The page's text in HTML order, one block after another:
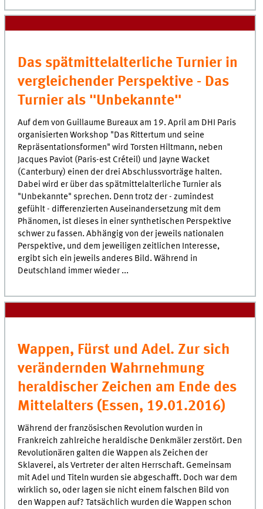
Das spätmittelalterliche Turnier in
vergleichender Perspektive - Das
Turnier als "Unbekannte"
Auf dem von Guillaume Bureaux am 19. April am DHI Paris
organisierten Workshop "Das Rittertum und seine
Repräsentationsformen" wird Torsten Hiltmann, neben
Jacques Paviot (Paris-est Créteil) und Jayne Wacket
(Canterbury) einen der drei Abschlussvorträge halten.
Dabei wird er über das spätmittelalterliche Turnier als
"Unbekannte" sprechen. Denn trotz der - zumindest
gefühlt - differenzierten Auseinandersetzung mit dem
Phänomen, ist dieses in einer synthetischen Perspektive
schwer zu fassen. Abhängig von der jeweils nationalen
Perspektive, und dem jeweiligen zeitlichen Interesse,
ergibt sich ein jeweils anderes Bild. Während in
Deutschland immer wieder ...
Wappen, Fürst und Adel. Zur sich
verändernden Wahrnehmung
heraldischer Zeichen am Ende des
Mittelalters (Essen, 19.01.2016)
Während der französischen Revolution wurden in
Frankreich zahlreiche heraldische Denkmäler zerstört. Den
Revolutionären galten die Wappen als Zeichen der
Sklaverei, als Vertreter der alten Herrschaft. Gemeinsam
mit Adel und Titeln wurden sie abgeschafft. Doch war dem
wirklich so, oder lagen sie nicht einem falschen Bild von
den Wappen auf? Tatsächlich wurden die Wappen schon